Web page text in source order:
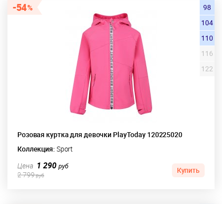
54
Розовая куртка для девочки PlayToday 120225020
Коллекция: Sport
98
104
110
116
122
Цена 1 290 руб
2 799руб
Купить